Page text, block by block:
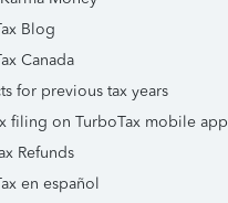
Blog
Canada
for previous tax years
filing on TurboTax mobile app
Refunds
en español